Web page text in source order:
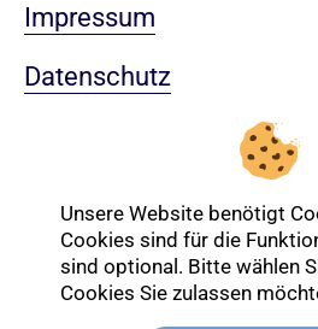
Impressum
Datenschutz
Nach oben
Login-Bereich
Unsere Website benötigt
Cookies sind für die
sind optional. Bitte wählen
Cookies Sie zulassen